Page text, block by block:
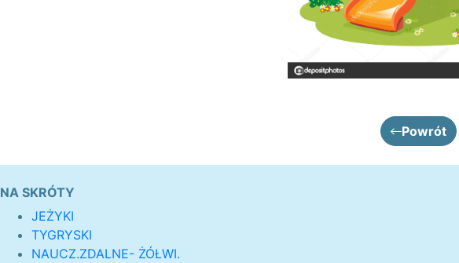
Powrót
NA SKRÓTY
JEŻYKI
TYGRYSKI
NAUCZ.ZDALNE- ŻÓŁWI.